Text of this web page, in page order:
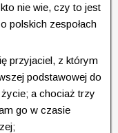
nie wie, czy to jest
polskich zespołach
przyjaciel, z którym
podstawowej do
a chociaż trzy
go w czasie